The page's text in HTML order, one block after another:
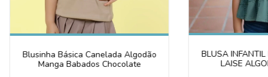
Blusinha Básica Canelada Algodão
Manga Babados Chocolate
BLUSA
LAISE